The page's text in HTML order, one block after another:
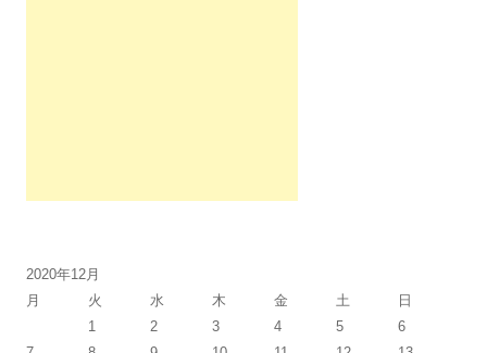
2020年12月
月
火 水 木 金 土
日
1
2 3 4 5
6